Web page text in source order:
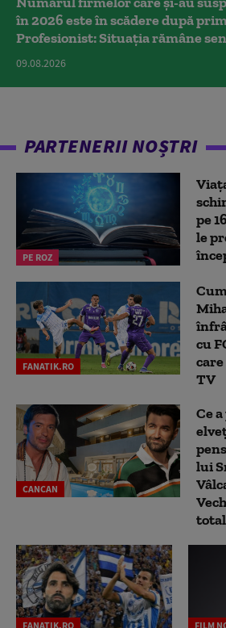
în 2026 este în scădere după
Profesionist: Situația rămâne
09.08.2026
PARTENERII NOȘTRI
PE ROZ
pe
le
FANATIK.RO
cu
TV
CANCAN
Ce
lui
FANATIK.RO FILM